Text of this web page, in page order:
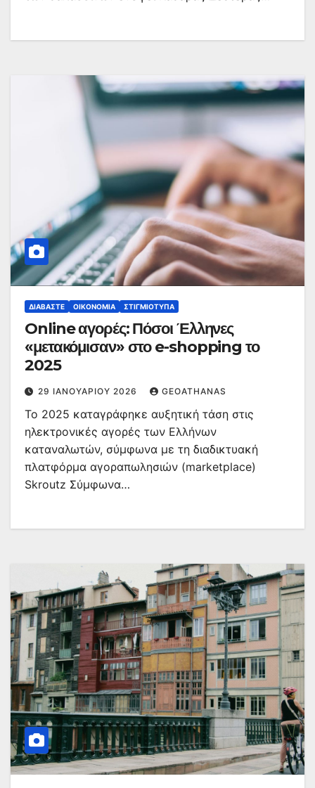
ΔΙΑΒΆΣΤΕ ΟΙΚΟΝΟΜΊΑ ΣΤΙΓΜΙΌΤΥΠΑ
Online αγορές: Πόσοι Έλληνες
«μετακόμισαν» στο e-shopping το
2025
29 ΙΑΝΟΥΑΡΊΟΥ 2026 GEOATHANAS
Το 2025 καταγράφηκε αυξητική τάση στις
ηλεκτρονικές αγορές των Ελλήνων
καταναλωτών, σύμφωνα με τη διαδικτυακή
πλατφόρμα αγοραπωλησιών (marketplace)
Skroutz Σύμφωνα…